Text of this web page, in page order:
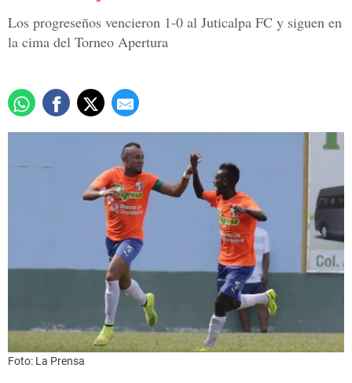
Los progreseños vencieron 1-0 al Juticalpa FC y siguen en
la cima del Torneo Apertura
Foto: La Prensa